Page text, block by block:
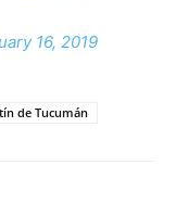
16, 2019
de Tucumán